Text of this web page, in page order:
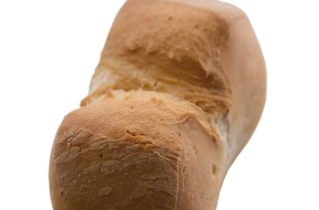
Progetto
Comparti
Aziende
Eventi
Disciplinari
Maestro Artigiano